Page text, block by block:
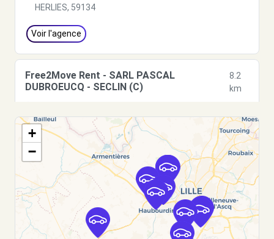
HERLIES, 59134
Voir l'agence
Free2Move Rent - SARL PASCAL
DUBROEUCQ - SECLIN (C)
8.2
km
SECLIN, 59113
Voir l'agence
Free2Move Rent - GARAGE PASBECQ -
ATTICHES (C)
8.7
km
6 RUE DE LA MONTEE
ATTICHES, 59551
+
−